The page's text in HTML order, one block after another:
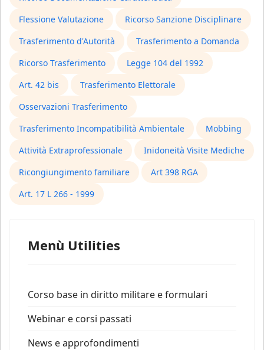
Flessione Valutazione
Ricorso Sanzione Disciplinare
Trasferimento d'Autorità
Trasferimento a Domanda
Ricorso Trasferimento
Legge 104 del 1992
Art. 42 bis
Trasferimento Elettorale
Osservazioni Trasferimento
Trasferimento Incompatibilità Ambientale
Mobbing
Attività Extraprofessionale
Inidoneità Visite Mediche
Ricongiungimento familiare
Art 398 RGA
Art. 17 L 266 - 1999
Menù Utilities
Corso base in diritto militare e formulari
Webinar e corsi passati
News e approfondimenti